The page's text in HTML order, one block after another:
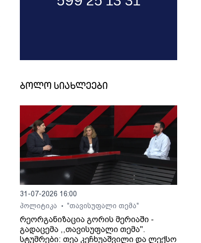
ბოლო სიახლეები
31-07-2026 16:00
პოლიტიკა
• "თავისუფალი თემა"
რეორგანიზაცია გორის მერიაში -
გადაცემა ,,თავისუფალი თემა".
სტუმრები: თეა კეჩხუაშვილი და ლექსო